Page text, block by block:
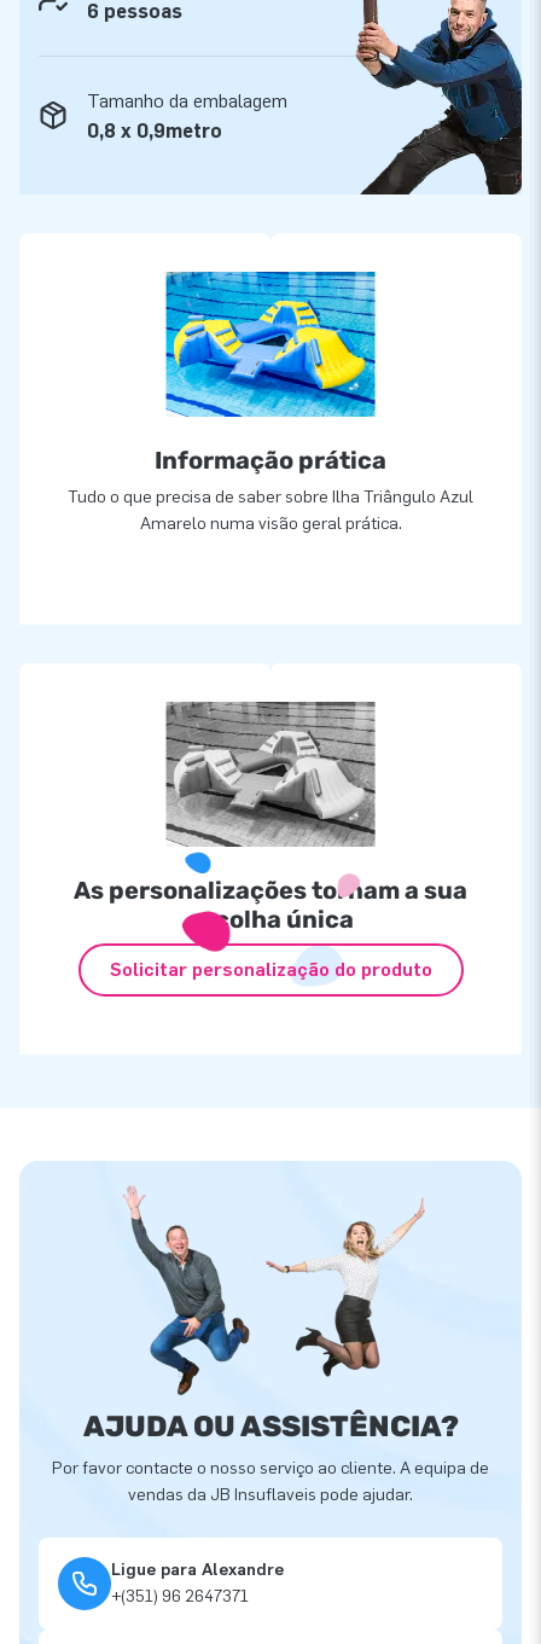
6 pessoas
Tamanho da embalagem
0,8 x 0,9metro
Informação prática
Tudo o que precisa de saber sobre Ilha Triângulo Azul
Amarelo numa visão geral prática.
As personalizações tornam a sua
escolha única
Solicitar personalização do produto
AJUDA OU ASSISTÊNCIA?
Por favor contacte o nosso serviço ao cliente. A equipa de
vendas da JB Insuflaveis pode ajudar.
Ligue para Alexandre
+(351) 96 2647371